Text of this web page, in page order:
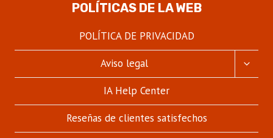
POLÍTICAS DE LA WEB
POLÍTICA DE PRIVACIDAD
Aviso legal
IA Help Center
Reseñas de clientes satisfechos